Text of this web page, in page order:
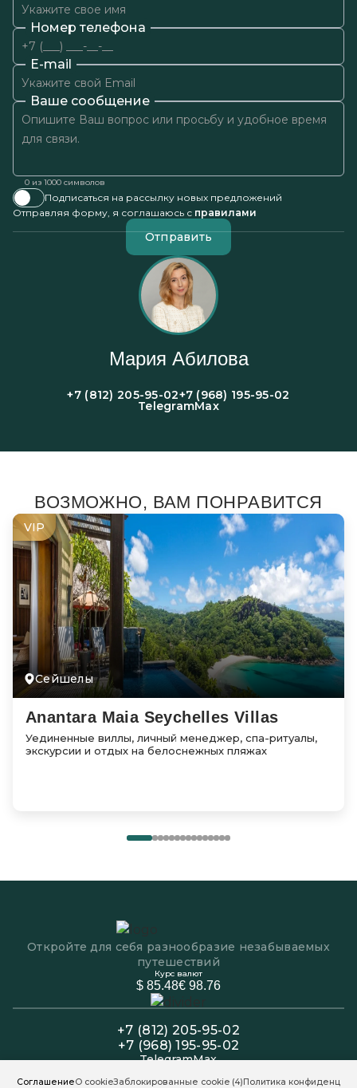
Номер телефона
E-mail
0 из 1000 символов
Ваше сообщение
Подписаться на рассылку новых предложений
Отправляя форму, я соглашаюсь с правилами
Отправить
Мария Абилова
+7 (812) 205-95-02+7 (968) 195-95-02
TelegramMax
ВОЗМОЖНО, ВАМ ПОНРАВИТСЯ
Сейшелы
VIP
Anantara Maia Seychelles Villas
Уединенные виллы, личный менеджер, спа-ритуалы,
экскурсии и отдых на белоснежных пляжах
Откройте для себя разнообразие незабываемых
путешествий
Курс валют
$ 85.48€ 98.76
+7 (812) 205-95-02
+7 (968) 195-95-02
TelegramMax
Колл-центр: Пн-Вс 11:00 - 20:00
СоглашениеО cookieЗаблокированные cookie (4) Политика